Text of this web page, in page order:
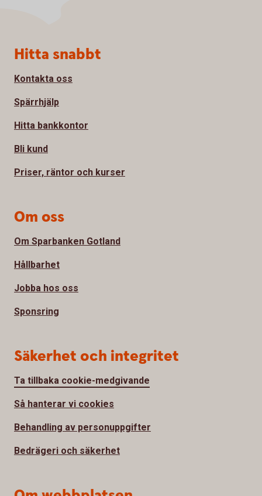
Sidfot
Hitta snabbt
Kontakta oss
Spärrhjälp
Hitta bankkontor
Bli kund
Priser, räntor och kurser
Om oss
Om Sparbanken Gotland
Hållbarhet
Jobba hos oss
Sponsring
Säkerhet och integritet
Ta tillbaka cookie-medgivande
Så hanterar vi cookies
Behandling av personuppgifter
Bedrägeri och säkerhet